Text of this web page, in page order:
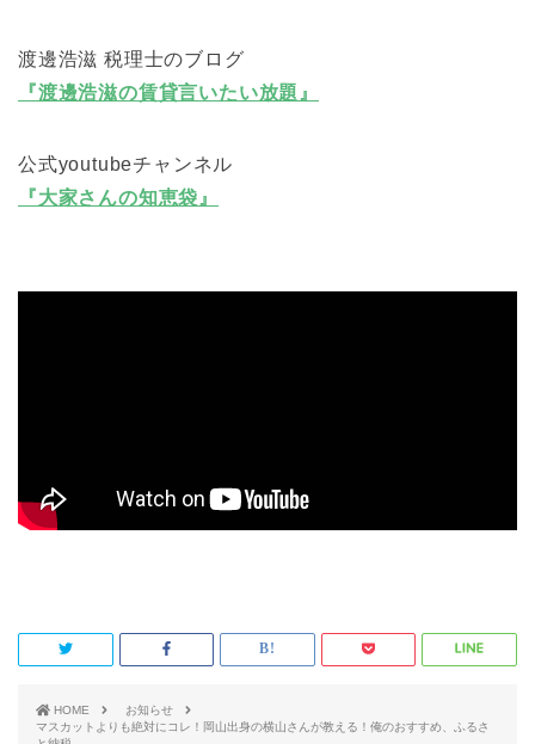
渡邊浩滋 税理士のブログ
『渡邊浩滋の賃貸言いたい放題』
公式youtubeチャンネル
『大家さんの知恵袋』
HOME
お知らせ
マスカットよりも絶対にコレ！岡山出身の横山さんが教える！俺のおすすめ、ふるさ